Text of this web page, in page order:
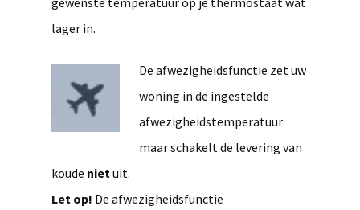
lager in.
De afwezigheidsfunctie zet uw
woning in de ingestelde
afwezigheidstemperatuur
maar schakelt de levering van
koude nietuit.
Let op! De afwezigheidsfunctie